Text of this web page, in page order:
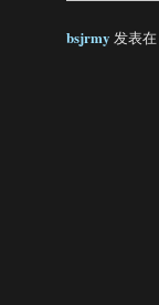
bsjrmy 发表在